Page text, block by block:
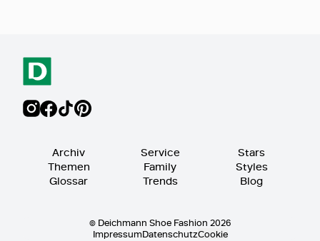
Archiv
Themen
Glossar
Service
Family
Trends
Stars
Styles
Blog
© Deichmann Shoe Fashion 2026
ImpressumDatenschutzCookie